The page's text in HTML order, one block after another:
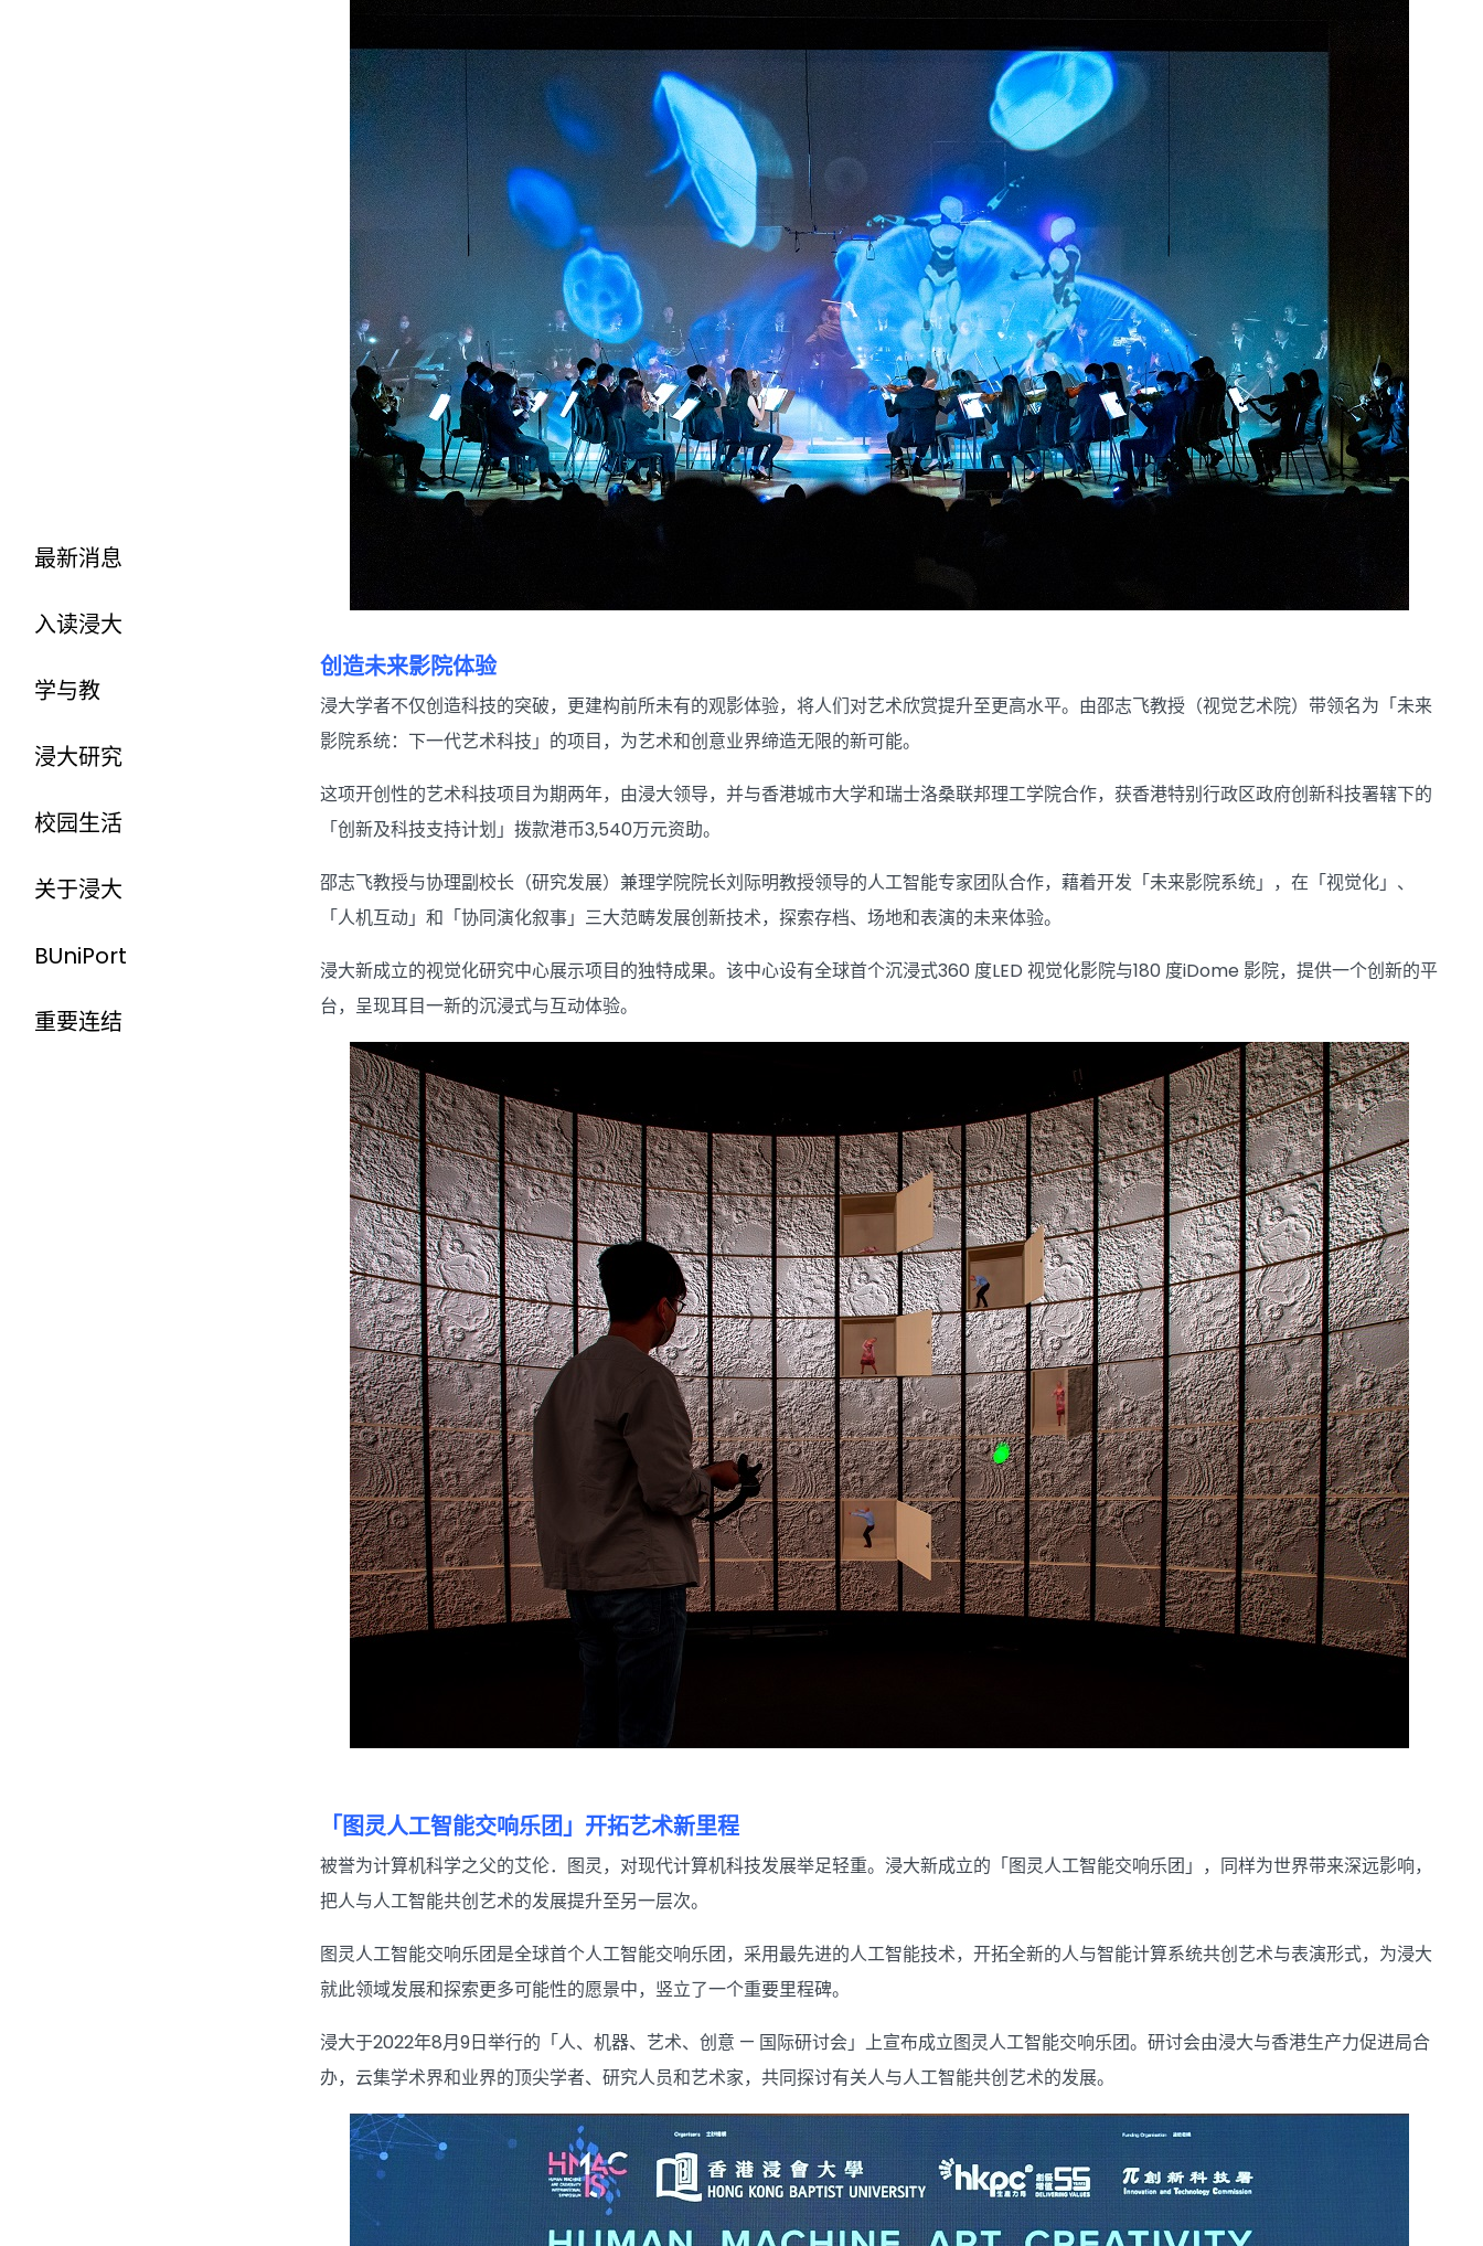
最新消息
入读浸大
学与教
浸大研究
校园生活
关于浸大
BUniPort
重要连结
创造未来影院体验
浸大学者不仅创造科技的突破，更建构前所未有的观影体验，将人们对艺术欣赏提升至更高水平。由邵志飞教授（视觉艺术院）带领名为「未来
影院系统：下一代艺术科技」的项目，为艺术和创意业界缔造无限的新可能。
这项开创性的艺术科技项目为期两年，由浸大领导，并与香港城市大学和瑞士洛桑联邦理工学院合作，获香港特别行政区政府创新科技署辖下的
「创新及科技支持计划」拨款港币3,540万元资助。
邵志飞教授与协理副校长（研究发展）兼理学院院长刘际明教授领导的人工智能专家团队合作，藉着开发「未来影院系统」，在「视觉化」、
「人机互动」和「协同演化叙事」三大范畴发展创新技术，探索存档、场地和表演的未来体验。
浸大新成立的视觉化研究中心展示项目的独特成果。该中心设有全球首个沉浸式360 度LED 视觉化影院与180 度iDome 影院，提供一个创新的平
台，呈现耳目一新的沉浸式与互动体验。
「图灵人工智能交响乐团」开拓艺术新里程
被誉为计算机科学之父的艾伦．图灵，对现代计算机科技发展举足轻重。浸大新成立的「图灵人工智能交响乐团」，同样为世界带来深远影响，
把人与人工智能共创艺术的发展提升至另一层次。
图灵人工智能交响乐团是全球首个人工智能交响乐团，采用最先进的人工智能技术，开拓全新的人与智能计算系统共创艺术与表演形式，为浸大
就此领域发展和探索更多可能性的愿景中，竖立了一个重要里程碑。
浸大于2022年8月9日举行的「人、机器、艺术、创意 — 国际研讨会」上宣布成立图灵人工智能交响乐团。研讨会由浸大与香港生产力促进局合
办，云集学术界和业界的顶尖学者、研究人员和艺术家，共同探讨有关人与人工智能共创艺术的发展。